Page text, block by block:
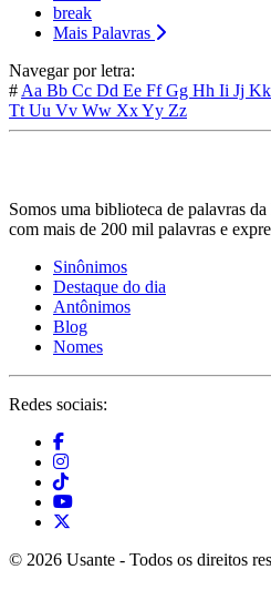
break
Mais Palavras
Navegar por letra:
# Aa Bb Cc Dd Ee FfGg Hh Ii Jj Kk
Tt Uu Vv Ww XxYy Zz
Somos uma biblioteca de palavras
com mais de 200 mil palavras e
Sinônimos
Destaque do dia
Antônimos
Blog
Nomes
Redes sociais:
© 2026 Usante - Todos os direitos